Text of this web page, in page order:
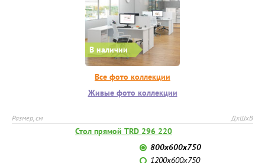
В наличии
Все фото коллекции
Живые фото коллекции
Размер, см ДхШхВ
Стол прямой TRD 296 220
800x600x750
1200x600x750